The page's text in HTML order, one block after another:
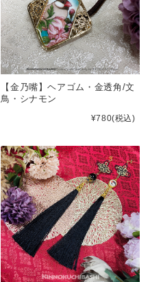
【金乃嘴】ヘアゴム・金透角/文
鳥・シナモン
¥780(税込)